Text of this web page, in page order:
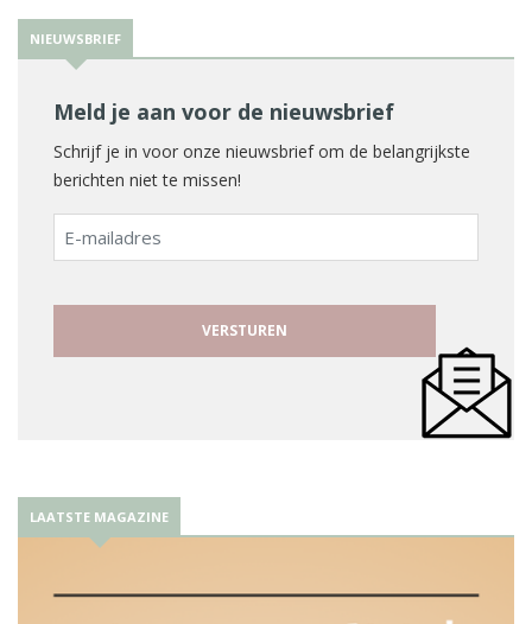
NIEUWSBRIEF
Meld je aan voor de nieuwsbrief
Schrijf je in voor onze nieuwsbrief om de belangrijkste
berichten niet te missen!
E-
mailadres
LAATSTE MAGAZINE